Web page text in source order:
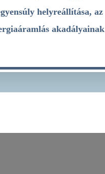
helyreállítása, az
akadályainak